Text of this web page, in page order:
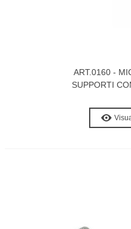
ART.0160 -
SUPPORTI